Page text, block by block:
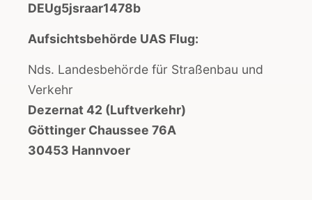
DEUg5jsraar1478b
Aufsichtsbehörde UAS Flug:
Nds. Landesbehörde für Straßenbau und
Verkehr
Dezernat 42 (Luftverkehr)
Göttinger Chaussee 76A
30453 Hannvoer